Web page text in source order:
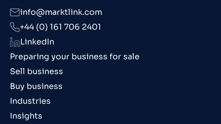
Preparing your business for sale
Sell business
Buy business
Industries
Insights
info@marktlink.com
+44 (0) 161 706 2401
LinkedIn